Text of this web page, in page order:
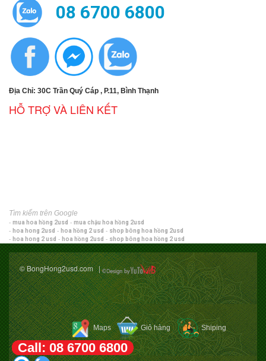
08 6700 6800
Địa Chỉ: 30C Trần Quý Cáp , P.11, Bình Thạnh
HỖ TRỢ VÀ LIÊN KẾT
Tìm kiếm trên Google
- mua hoa hồng 2usd - mua chậu hoa hồng 2usd
- hoa hong 2usd - hoa hồng 2 usd - shop bông hoa hồng 2usd
- hoa hong 2 usd - hoa hồng 2usd - shop bông hoa hồng 2 usd
© BongHong2usd.com |
Maps Giỏ hàng Shiping
Call: 08 6700 6800